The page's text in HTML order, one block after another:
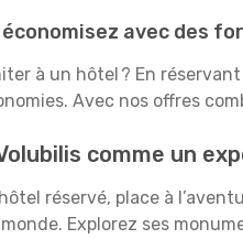
avec des
à un hôtel ? En
Avec nos offres
comme un
réservé, place à
Explorez ses